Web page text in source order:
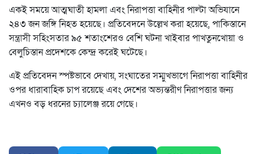
একই সময়ে আত্মঘাতী হামলা এবং নিরাপত্তা বাহিনীর পাল্টা অভিযানে
২৪৩ জন জঙ্গি নিহত হয়েছে। প্রতিবেদনে উল্লেখ করা হয়েছে, পাকিস্তানে
সন্ত্রাসী সহিংসতার ৯৫ শতাংশেরও বেশি ঘটনা খাইবার পাখতুনখোয়া ও
বেলুচিস্তান প্রদেশকে কেন্দ্র করেই ঘটেছে।
এই প্রতিবেদন স্পষ্টভাবে দেখায়, সংঘাতের সম্মুখভাগে নিরাপত্তা বাহিনীর
ওপর ধারাবাহিক চাপ রয়েছে এবং দেশের অভ্যন্তরীণ নিরাপত্তার জন্য
এখনও বড় ধরনের চ্যালেঞ্জ রয়ে গেছে।